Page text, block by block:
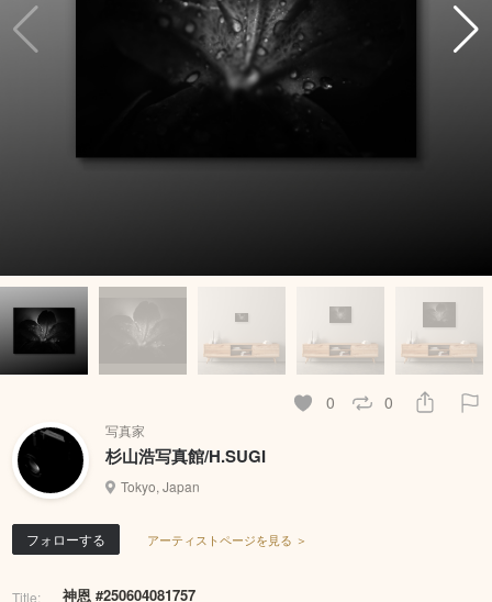
0 0
写真家
杉山浩写真館/H.SUGI
Tokyo, Japan
フォローする アーティストページを見る ＞
Title: 神恩 #250604081757